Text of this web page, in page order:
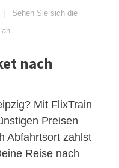
| Sehen Sie sich die
an
nach
Mit FlixTrain
Preisen
Abfahrtsort zahlst
Reise nach